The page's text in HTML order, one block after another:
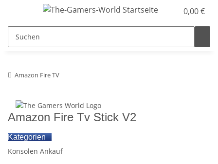
0,00 €
Amazon Fire TV
Amazon Fire Tv Stick V2
Kategorien
Konsolen Ankauf